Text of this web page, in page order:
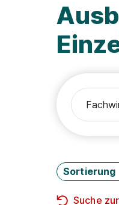
Sortierung
Suche